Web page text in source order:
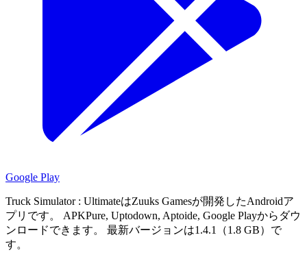
Google Play
Truck Simulator : UltimateはZuuks Gamesが開発したAndroidア
プリです。
APKPure, Uptodown, Aptoide, Google Playからダウ
ンロードできます。
最新バージョンは1.4.1（1.8 GB）で
す。